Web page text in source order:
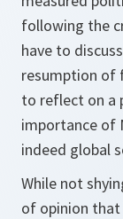
following the
have to
resumption of
to reflect on a
importance of
indeed global
While not
of opinion that